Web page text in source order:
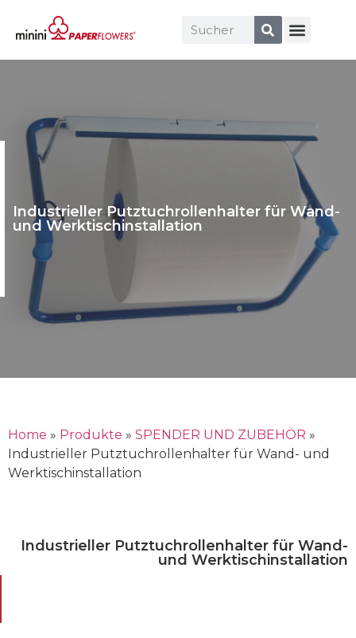
Industrieller Putztuchrollenhalter für Wand-
und Werktischinstallation
Home » Produkte » SPENDER UND ZUBEHÖR »
Industrieller Putztuchrollenhalter für Wand- und
Werktischinstallation
Industrieller Putztuchrollenhalter für Wand-
und Werktischinstallation